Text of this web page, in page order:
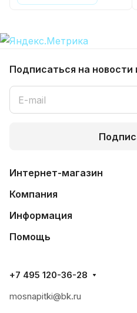
Подписаться на новости
Интернет-магазин
Компания
Информация
Помощь
+7 495 120-36-28
mosnapitki@bk.ru